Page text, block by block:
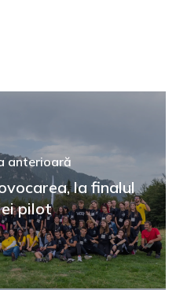
anterioară
la finalul
pilot